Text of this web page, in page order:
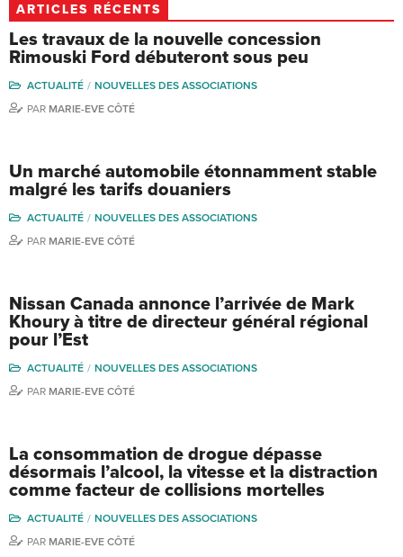
ARTICLES RÉCENTS
Les travaux de la nouvelle concession
Rimouski Ford débuteront sous peu
ACTUALITÉ
NOUVELLES DES ASSOCIATIONS
PAR MARIE-EVE CÔTÉ
Un marché automobile étonnamment stable
malgré les tarifs douaniers
ACTUALITÉ
NOUVELLES DES ASSOCIATIONS
PAR MARIE-EVE CÔTÉ
Nissan Canada annonce l’arrivée de Mark
Khoury à titre de directeur général régional
pour l’Est
ACTUALITÉ
NOUVELLES DES ASSOCIATIONS
PAR MARIE-EVE CÔTÉ
La consommation de drogue dépasse
désormais l’alcool, la vitesse et la distraction
comme facteur de collisions mortelles
ACTUALITÉ
NOUVELLES DES ASSOCIATIONS
PAR MARIE-EVE CÔTÉ